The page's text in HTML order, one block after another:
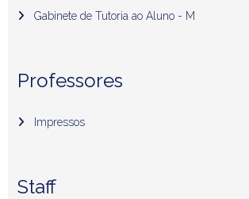
Gabinete de Tutoria ao Aluno - M
Professores
Impressos
Staff